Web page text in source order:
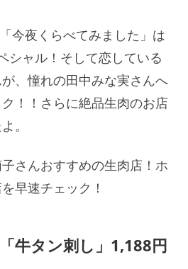
今夜くらべてみました」は
シャル！そして恋している
、憧れの田中みな実さんへ
！！さらに絶品生肉のお店
。
さんおすすめの生肉店！ホ
早速チェック！
牛タン刺し」1,188円